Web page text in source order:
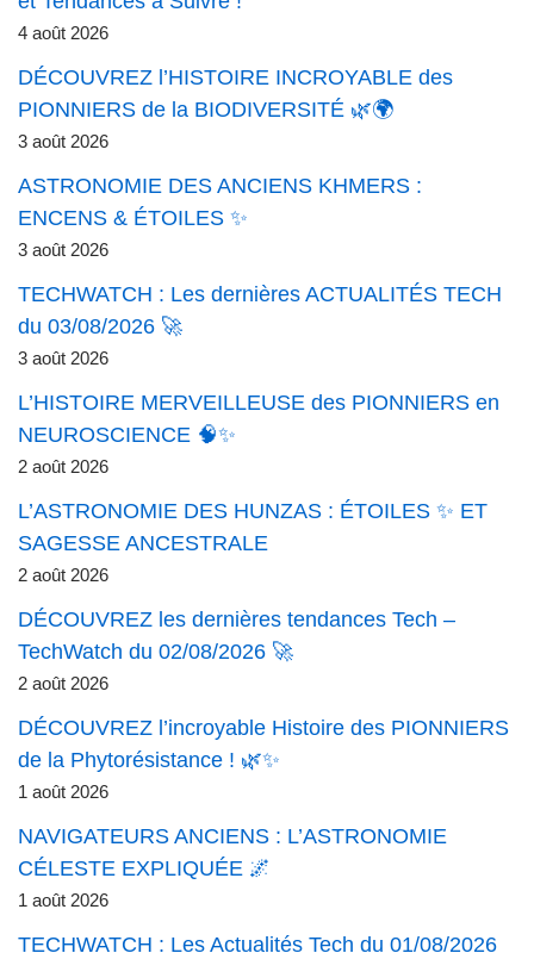
4 août 2026
DÉCOUVREZ l’HISTOIRE INCROYABLE des
PIONNIERS de la BIODIVERSITÉ 🌿🌍
3 août 2026
ASTRONOMIE DES ANCIENS KHMERS :
ENCENS & ÉTOILES ✨
3 août 2026
TECHWATCH : Les dernières ACTUALITÉS TECH
du 03/08/2026 🚀
3 août 2026
L’HISTOIRE MERVEILLEUSE des PIONNIERS en
NEUROSCIENCE 🧠✨
2 août 2026
L’ASTRONOMIE DES HUNZAS : ÉTOILES ✨ ET
SAGESSE ANCESTRALE
2 août 2026
DÉCOUVREZ les dernières tendances Tech –
TechWatch du 02/08/2026 🚀
2 août 2026
DÉCOUVREZ l’incroyable Histoire des PIONNIERS
de la Phytorésistance ! 🌿✨
1 août 2026
NAVIGATEURS ANCIENS : L’ASTRONOMIE
CÉLESTE EXPLIQUÉE 🌌
1 août 2026
TECHWATCH : Les Actualités Tech du 01/08/2026